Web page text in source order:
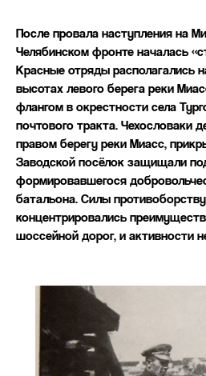
После провала наступления на
Челябинском фронте началась
Красные отряды располагались
высотах левого берега реки
флангом в окрестности села
почтового тракта. Чехословаки
правом берегу реки Миасс,
Заводской посёлок защищали
формировавшегося
батальона. Силы
концентрировались
шоссейной дорог, и активности